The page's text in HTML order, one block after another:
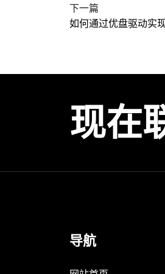
下一篇
如何通过优盘驱动实
现在
导航